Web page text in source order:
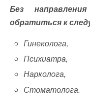
Без
обратиться к
Гинеколога,
Психиатра,
Нарколога,
Стоматолога.